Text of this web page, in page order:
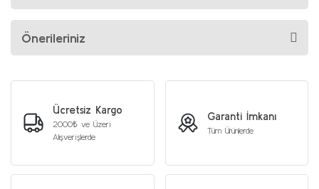
Önerileriniz
Ücretsiz Kargo
2000₺ ve Üzeri
Alışverişlerde
Garanti İmkanı
Tüm Ürünlerde